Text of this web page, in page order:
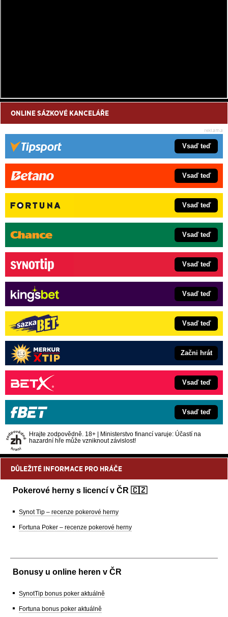
ONLINE SÁZKOVÉ KANCELÁŘE
Vsaď teď
Vsaď teď
Vsaď teď
Vsaď teď
Vsaď teď
Vsaď teď
Vsaď teď
Začni hrát
Vsaď teď
Vsaď teď
Hrajte zodpovědně. 18+ | Ministerstvo financí varuje: Účastí na
hazardní hře může vzniknout závislost!
DŮLEŽITÉ INFORMACE PRO HRÁČE
Pokerové herny s licencí v ČR 🇨🇿
Synot Tip – recenze pokerové herny
Fortuna Poker – recenze pokerové herny
Bonusy u online heren v ČR
SynotTip bonus poker aktuálně
Fortuna bonus poker aktuálně